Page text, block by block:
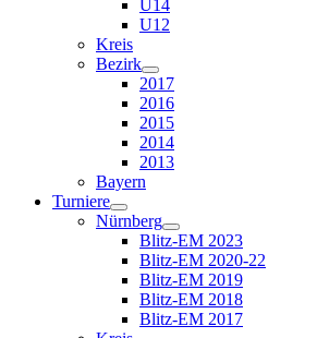
U14
U12
Kreis
Bezirk
2017
2016
2015
2014
2013
Bayern
Turniere
Nürnberg
Blitz-EM 2023
Blitz-EM 2020-22
Blitz-EM 2019
Blitz-EM 2018
Blitz-EM 2017